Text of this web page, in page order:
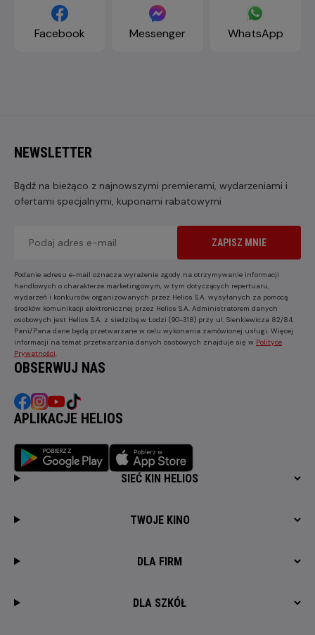
Facebook Messenger WhatsApp
NEWSLETTER
Bądź na bieżąco z najnowszymi premierami, wydarzeniami i
ofertami specjalnymi, kuponami rabatowymi
ZAPISZ MNIE
Podanie adresu e-mail oznacza wyrażenie zgody na otrzymywanie informacji
handlowych o charakterze marketingowym, w tym dotyczących repertuaru,
wydarzeń i konkursów organizowanych przez Helios S.A. wysyłanych za pomocą
środków komunikacji elektronicznej przez Helios S.A. Administratorem danych
osobowych jest Helios S.A. z siedzibą w Łodzi (90-318) przy ul. Sienkiewicza 82/84.
Pani/Pana dane będą przetwarzane w celu wykonania zamówionej usługi. Więcej
informacji na temat przetwarzania danych osobowych znajduje się w Polityce
Prywatności
OBSERWUJ NAS
APLIKACJE HELIOS
SIEĆ KIN HELIOS
TWOJE KINO
DLA FIRM
DLA SZKÓŁ